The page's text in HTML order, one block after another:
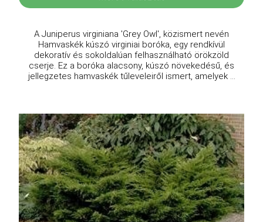
A Juniperus virginiana 'Grey Owl', közismert nevén
Hamvaskék kúszó virginiai boróka, egy rendkívül
dekoratív és sokoldalúan felhasználható örökzöld
cserje. Ez a boróka alacsony, kúszó növekedésű, és
jellegzetes hamvaskék tűleveleiről ismert, amelyek ...